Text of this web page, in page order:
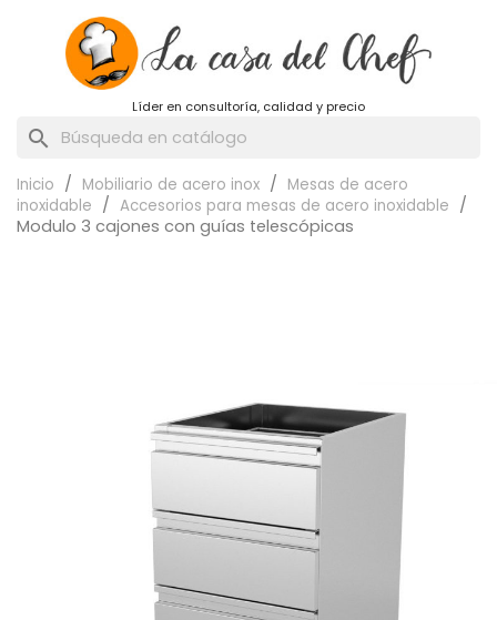
Líder en consultoría, calidad y precio
search
Inicio Mobiliario de acero inox
Mesas de acero
inoxidable
Accesorios para mesas de acero inoxidable
Modulo 3 cajones con guías telescópicas